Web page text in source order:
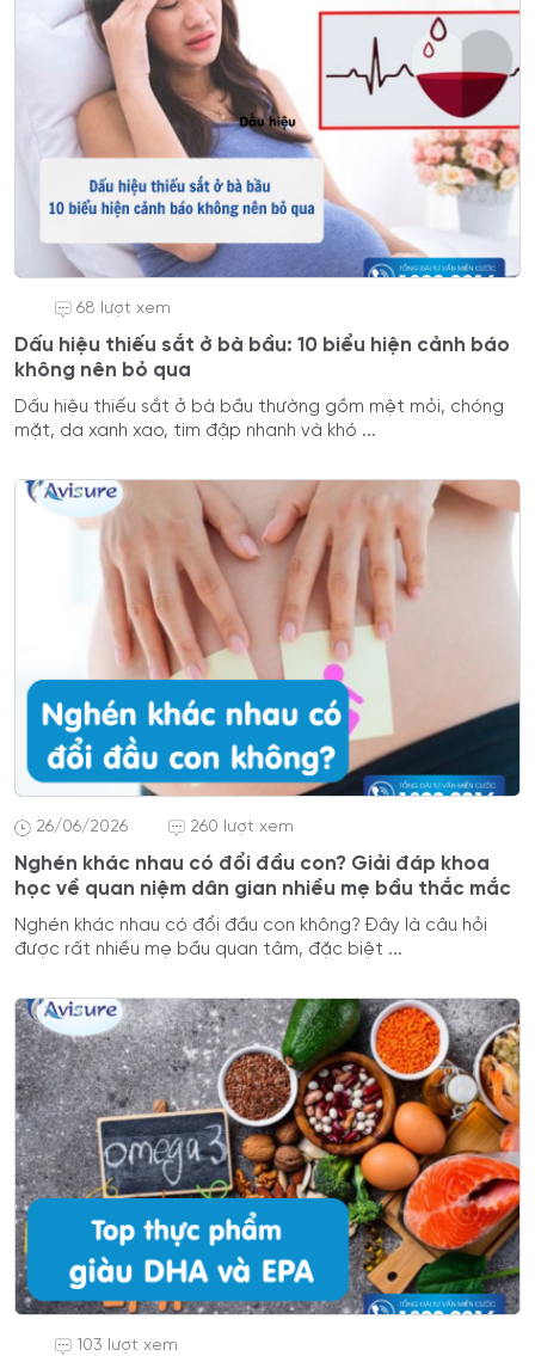
68 lượt xem
Dấu hiệu thiếu sắt ở bà bầu: 10 biểu hiện cảnh báo
không nên bỏ qua
Dấu hiệu thiếu sắt ở bà bầu thường gồm mệt mỏi, chóng
mặt, da xanh xao, tim đập nhanh và khó ...
26/06/2026 260 lượt xem
Nghén khác nhau có đổi đầu con? Giải đáp khoa
học về quan niệm dân gian nhiều mẹ bầu thắc mắc
Nghén khác nhau có đổi đầu con không? Đây là câu hỏi
được rất nhiều mẹ bầu quan tâm, đặc biệt ...
103 lượt xem